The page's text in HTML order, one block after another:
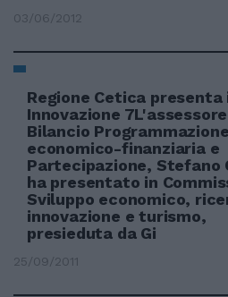
03/06/2012
Regione Cetica presenta
Innovazione
Bilancio Programmazione
economico-finanziaria e
Partecipazione, Stefano
ha presentato in
Sviluppo economico,
innovazione e turismo,
presieduta da Gi
25/09/2011